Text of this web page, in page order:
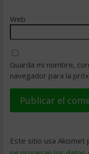
Web
Guarda mi nombre,
navegador para la
Este sitio usa Akismet